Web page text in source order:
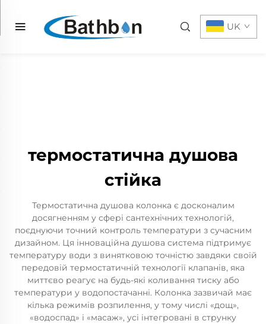
UK
термостатична душова
стійка
Термостатична душова колонка є досконалим
досягненням у сфері сантехнічних технологій,
поєднуючи точний контроль температури з сучасним
дизайном. Ця інноваційна душова система підтримує
температуру води з винятковою точністю завдяки своїй
передовій термостатичній технології клапанів, яка
миттєво реагує на будь-які коливання тиску або
температури у водопостачанні. Колонка зазвичай має
кілька режимів розпилення, у тому числі «дощ»,
«водоспад» і «масаж», усі інтегровані в струнку